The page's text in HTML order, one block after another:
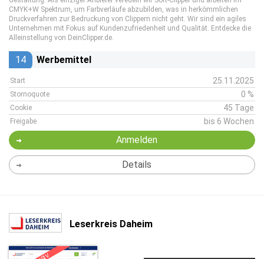
CMYK+W Spektrum, um Farbverläufe abzubilden, was in herkömmlichen
Druckverfahren zur Bedruckung von Clippern nicht geht. Wir sind ein agiles
Unternehmen mit Fokus auf Kundenzufriedenheit und Qualität. Entdecke die
Alleinstellung von DeinClipper.de.
14 Werbemittel
Start 25.11.2025
Stornoquote 0 %
Cookie 45 Tage
Freigabe bis 6 Wochen
Anmelden
Details
Leserkreis Daheim